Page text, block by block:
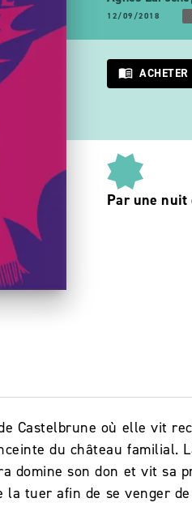
12/09/2018
menu_book ACHETER
Par une
Castelbrune où elle vit
du château
domine son don et vit sa
la tuer afin de se venger